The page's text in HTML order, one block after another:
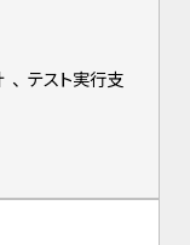
、 テスト実行支